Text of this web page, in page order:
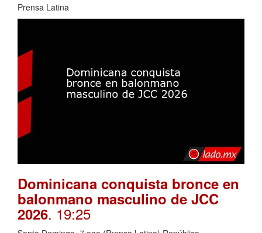
Prensa Latina
Dominicana conquista bronce en
balonmano masculino de JCC
2026. 19:25